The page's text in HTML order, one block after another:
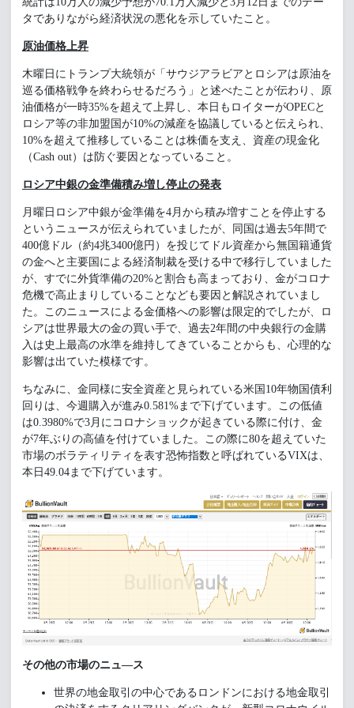
タでありながら経済状況の悪化を示していたこと。
原油価格上昇
木曜日にトランプ大統領が「サウジアラビアとロシアは原油を
巡る価格戦争を終わらせるだろう」と述べたことが伝わり、原
油価格が一時35%を超えて上昇し、本日もロイターがOPECと
ロシア等の非加盟国が10%の減産を協議していると伝えられ、
10%を超えて推移していることは株価を支え、資産の現金化
（Cash out）は防ぐ要因となっていること。
ロシア中銀の金準備積み増し停止の発表
月曜日ロシア中銀が金準備を4月から積み増すことを停止する
というニュースが伝えられていましたが、同国は過去5年間で
400億ドル（約4兆3400億円）を投じてドル資産から無国籍通貨
の金へと主要国による経済制裁を受ける中で移行していました
が、すでに外貨準備の20%と割合も高まっており、金がコロナ
危機で高止まりしていることなども要因と解説されていまし
た。このニュースによる金価格への影響は限定的でしたが、ロ
シアは世界最大の金の買い手で、過去2年間の中央銀行の金購
入は史上最高の水準を維持してきていることからも、心理的な
影響は出ていた模様です。
ちなみに、金同様に安全資産と見られている米国10年物国債利
回りは、今週購入が進み0.581%まで下げています。この低値
は0.3980%で3月にコロナショックが起きている際に付け、金
が7年ぶりの高値を付けていました。この際に80を超えていた
市場のボラティリティを表す恐怖指数と呼ばれているVIXは、
本日49.04まで下げています。
その他の市場のニュ―ス
世界の地金取引の中心であるロンドンにおける地金取引